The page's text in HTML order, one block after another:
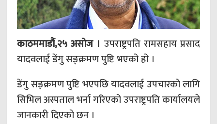
काठममाडौं,२५ असोज । उपराष्ट्रपति रामसहाय प्रसाद
यादवलाई डेंगु सङ्क्रमण पुष्टि भएको हो ।
डेंगु सङ्क्रमण पुष्टि भएपछि यादवलाई उपचारको लागि
सिभिल अस्पताल भर्ना गरिएको उपराष्ट्रपति कार्यालयले
जानकारी दिएको छन ।